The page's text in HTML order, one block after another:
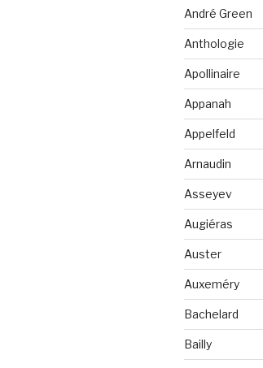
André Green
Anthologie
Apollinaire
Appanah
Appelfeld
Arnaudin
Asseyev
Augiéras
Auster
Auxeméry
Bachelard
Bailly